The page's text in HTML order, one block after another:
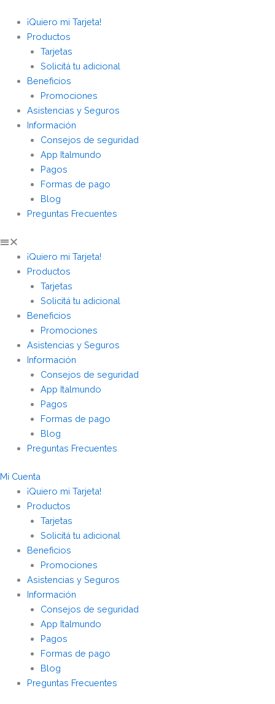
contenido
¡Quiero mi Tarjeta!
Productos
Tarjetas
Solicitá tu adicional
Beneficios
Promociones
Asistencias y Seguros
Información
Consejos de seguridad
App Italmundo
Pagos
Formas de pago
Blog
Preguntas Frecuentes
¡Quiero mi Tarjeta!
Productos
Tarjetas
Solicitá tu adicional
Beneficios
Promociones
Asistencias y Seguros
Información
Consejos de seguridad
App Italmundo
Pagos
Formas de pago
Blog
Preguntas Frecuentes
Mi Cuenta
¡Quiero mi Tarjeta!
Productos
Tarjetas
Solicitá tu adicional
Beneficios
Promociones
Asistencias y Seguros
Información
Consejos de seguridad
App Italmundo
Pagos
Formas de pago
Blog
Preguntas Frecuentes